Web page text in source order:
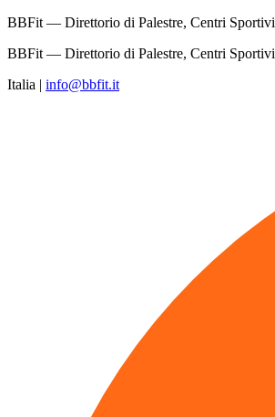
BBFit — Direttorio di Palestre, Centri Sportivi
BBFit — Direttorio di Palestre, Centri Sportivi
Italia | info@bbfit.it